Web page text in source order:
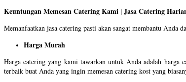
Keuntungan Memesan Catering Kami | Jasa Catering
Memanfaatkan jasa catering pasti akan sangat membantu Anda
Harga Murah
Harga catering yang kami tawarkan untuk Anda adalah harga
terbaik buat Anda yang ingin memesan catering kost yang